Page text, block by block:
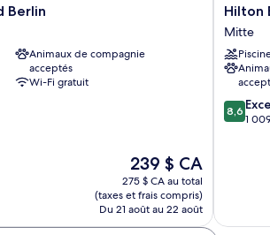
Berlin
Animaux de compagnie
acceptés
Wi-Fi gratuit
Le
prix
est
de
239 $ CA
239 $ CA
275 $ CA au total
(taxes et frais compris)
Du 21 août au 22 août
Hilton
Berlin
Mitte
Hilton
Mitte
8.6
sur
8,6
1